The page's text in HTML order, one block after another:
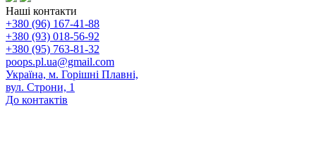
Наші контакти
+380 (96) 167-41-88
+380 (93) 018-56-92
+380 (95) 763-81-32
poops.pl.ua@gmail.com
Україна, м. Горішні Плавні,
вул. Строни, 1
До контактів